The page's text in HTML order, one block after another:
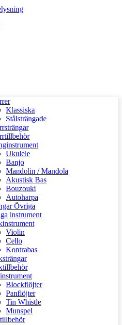
Klassiska
Stålsträngade
Ukulele
Banjo
Mandolin / Mandola
Akustisk Bas
Bouzouki
Autoharpa
Övriga
instrument
Violin
Cello
Kontrabas
Blockflöjter
Panflöjter
Tin Whistle
Munspel